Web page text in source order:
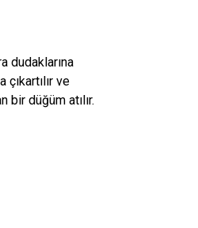
dudaklarına
çıkartılır ve
düğüm atılır.